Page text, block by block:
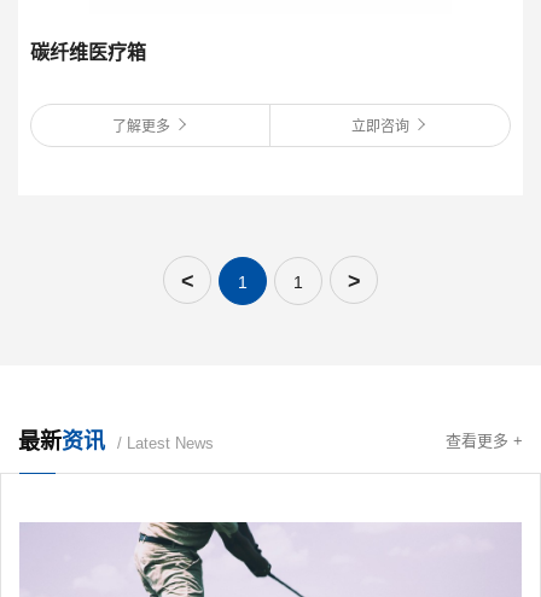
碳纤维医疗箱
了解更多 立即咨询
< 1 1 >
最新资讯 / Latest News 查看更多 +